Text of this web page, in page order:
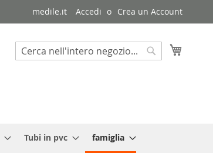
medile.it Accedi Crea un Account
Cerca
Tubi in pvc famiglia